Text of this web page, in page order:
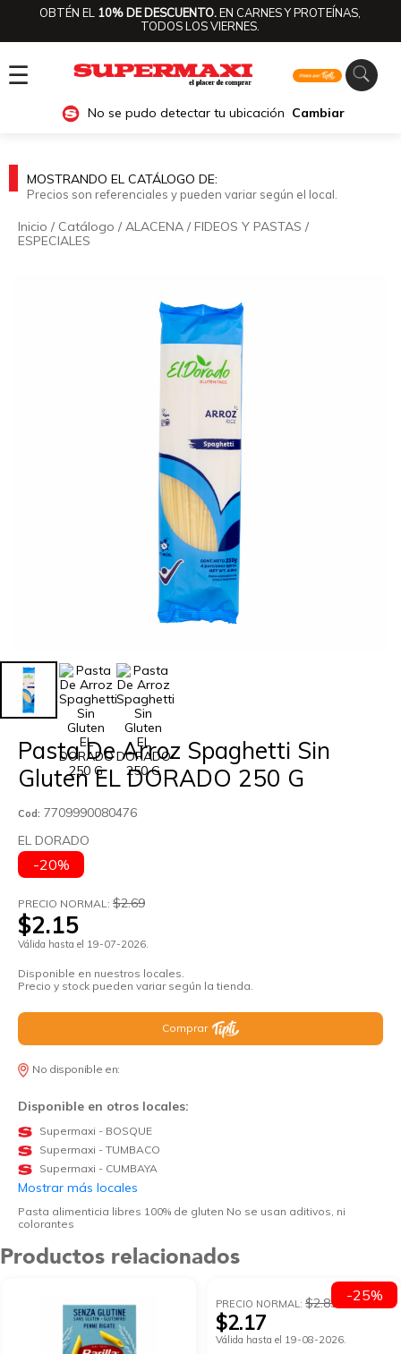
OBTÉN EL 10% DE DESCUENTO.EN CARNES Y PROTEÍNAS,
TODOS LOS VIERNES.
☰
No se pudo detectar tu ubicación Cambiar
MOSTRANDO EL CATÁLOGO DE:
Precios son referenciales y pueden variar según el local.
Inicio / Catálogo /ALACENA / FIDEOS Y PASTAS /
ESPECIALES
Pasta De Arroz Spaghetti Sin
Gluten EL DORADO 250 G
Cod: 7709990080476
EL DORADO
-20%
PRECIO NORMAL: $2.69
$2.15
Válida hasta el 19-07-2026.
Disponible en nuestros locales.
Precio y stock pueden variar según la tienda.
Comprar
No disponible en:
Disponible en otros locales:
Supermaxi - BOSQUE
Supermaxi - TUMBACO
Supermaxi - CUMBAYA
Mostrar más locales
Pasta alimenticia libres 100% de gluten No se usan aditivos, ni
colorantes
Productos relacionados
PRECIO NORMAL:$2.89
$2.17
Válida hasta el 19-08-2026.
-25%